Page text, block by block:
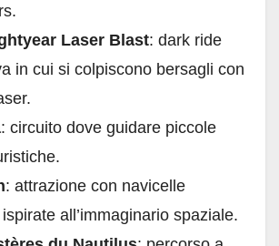
Laser Blast: dark ride
in cui si colpiscono bersagli con
: circuito dove guidare piccole
: attrazione con navicelle
all’immaginario spaziale.